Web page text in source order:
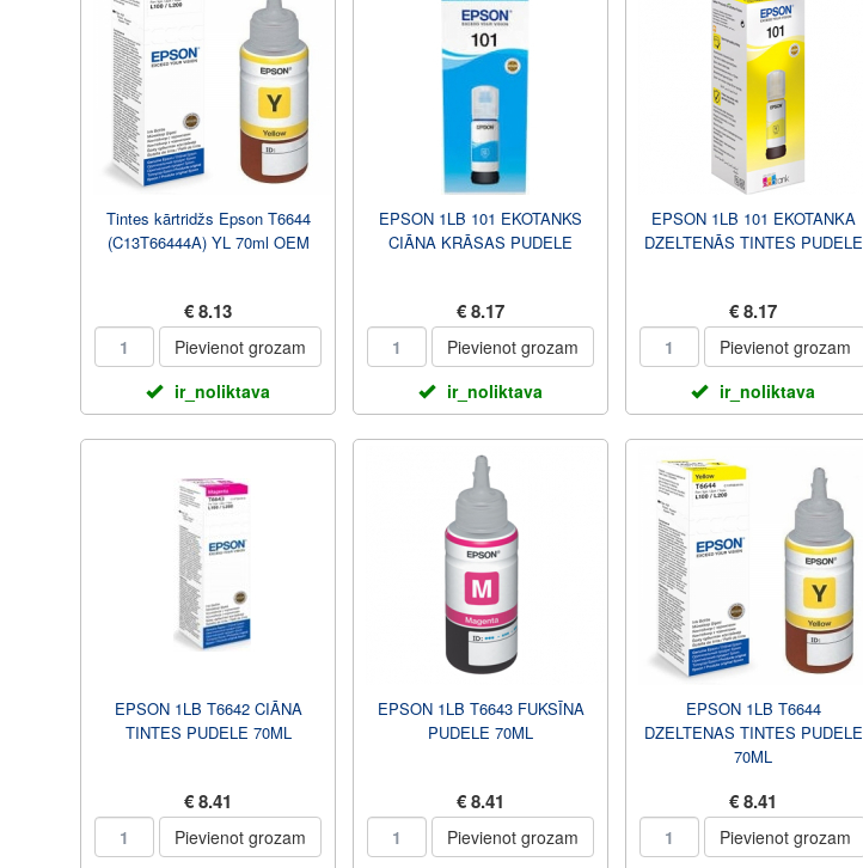
Tintes kārtridžs Epson T6644
(C13T66444A) YL 70ml OEM
€ 8.13
Pievienot grozam
ir_noliktava
EPSON 1LB 101 EKOTANKS
CIĀNA KRĀSAS PUDELE
€ 8.17
Pievienot grozam
ir_noliktava
EPSON 1LB 101 EKOTANKA
DZELTENĀS TINTES PUDELE
€ 8.17
Pievienot grozam
ir_noliktava
EPSON 1LB T6642 CIĀNA
TINTES PUDELE 70ML
€ 8.41
Pievienot grozam
EPSON 1LB T6643 FUKSĪNA
PUDELE 70ML
€ 8.41
Pievienot grozam
EPSON 1LB T6644
DZELTENAS TINTES PUDELE
70ML
€ 8.41
Pievienot grozam